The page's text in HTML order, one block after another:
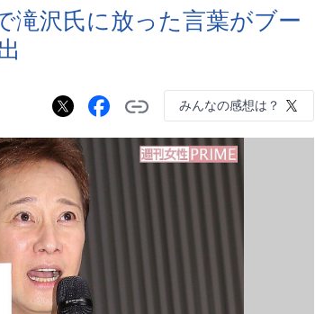
滝沢氏に放った言葉がブー
みんなの感想は？